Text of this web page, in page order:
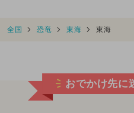
全国 恐竜 東海 東海
おでかけ先に